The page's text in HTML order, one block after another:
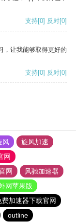
支持[0] 反对[0]
，让我能够取得更好的
支持[0] 反对[0]
风
旋风加速
网
网
风驰加速器
网苹果版
加速器下载官网
outline